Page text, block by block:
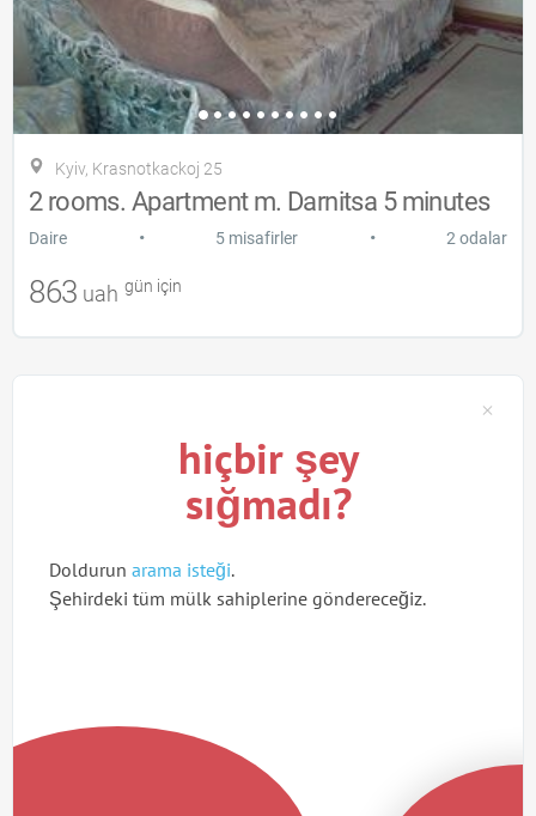
Kyiv, Krasnotkackoj 25
2 rooms. Apartment m. Darnitsa 5 minutes
Daire • 5 misafirler • 2 odalar
863 uah gün için
hiçbir şey
sığmadı?
Doldurun arama isteği.
Şehirdeki tüm mülk sahiplerine göndereceğiz.